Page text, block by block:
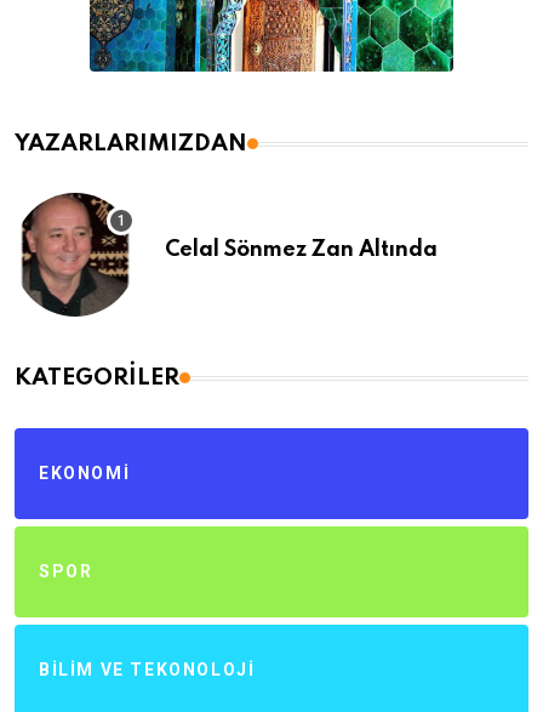
YAZARLARIMIZDAN
Celal Sönmez Zan Altında
KATEGORILER
EKONOMI
SPOR
BILIM VE TEKONOLOJI